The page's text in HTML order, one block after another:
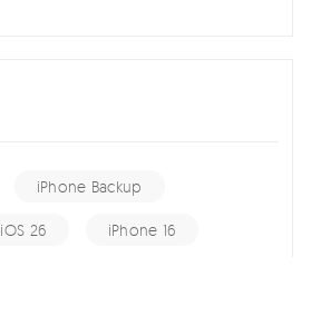
iPhone Backup
iOS 26 iPhone 16